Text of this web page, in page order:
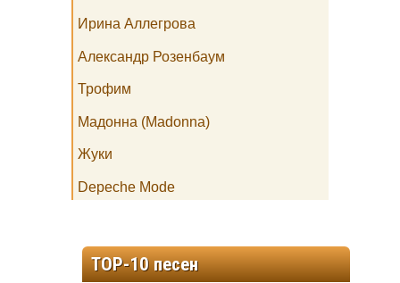
Ирина Аллегрова
Александр Розенбаум
Трофим
Мадонна (Madonna)
Жуки
Depeche Mode
TOP-10 песен